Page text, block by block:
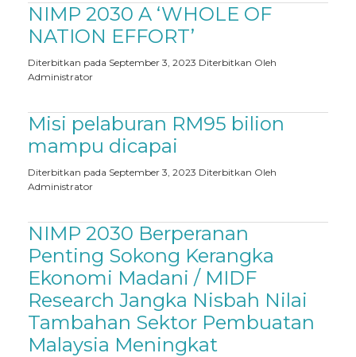
NIMP 2030 A ‘WHOLE OF
NATION EFFORT’
Diterbitkan pada September 3, 2023 Diterbitkan Oleh
Administrator
Misi pelaburan RM95 bilion
mampu dicapai
Diterbitkan pada September 3, 2023 Diterbitkan Oleh
Administrator
NIMP 2030 Berperanan
Penting Sokong Kerangka
Ekonomi Madani / MIDF
Research Jangka Nisbah Nilai
Tambahan Sektor Pembuatan
Malaysia Meningkat